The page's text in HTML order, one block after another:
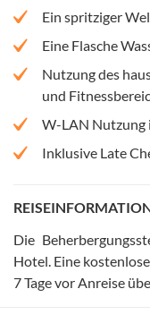
Ein spritziger
Eine Flasche
Nutzung des
und
W-LAN Nutzung
Inklusive Late
Die
Hotel Eine
7 Tage vor Anreise